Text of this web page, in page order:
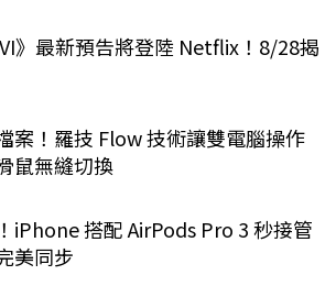
VI》最新預告將登陸 Netflix！8/28揭
案！羅技 Flow 技術讓雙電腦操作
鼠無縫切換
iPhone 搭配 AirPods Pro 3 秒接管
美同步